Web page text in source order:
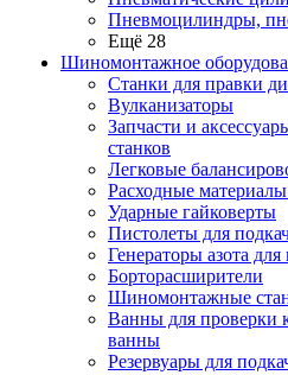
Пневмоцилиндры,
Ещё 28
Шиномонтажное
Станки для правки
Вулканизаторы
Запчасти и
станков
Легковые
Расходные
Ударные гайковерты
Пистолеты для
Генераторы азота
Борторасширители
Шиномонтажные
Ванны для проверки
ванны
Резервуары для